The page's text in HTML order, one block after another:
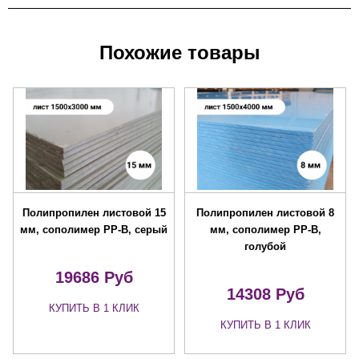
Похожие товары
Полипропилен листовой 15
мм, сополимер PP-B, серый
19686 Руб
КУПИТЬ В 1 КЛИК
Полипропилен листовой 8
мм, сополимер PP-B,
голубой
14308 Руб
КУПИТЬ В 1 КЛИК